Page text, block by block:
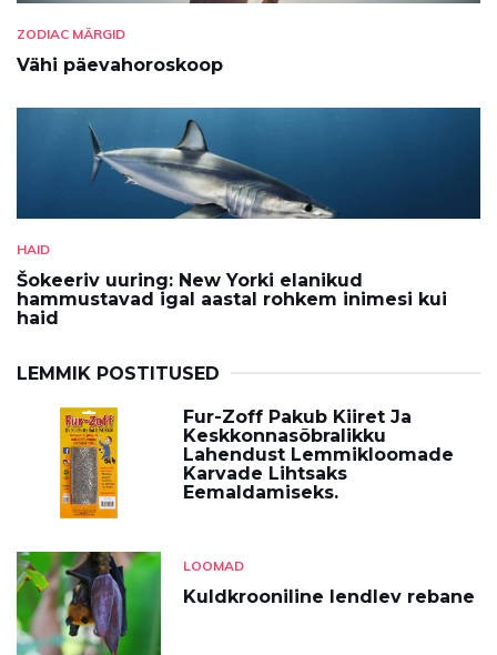
ZODIAC MÄRGID
Vähi päevahoroskoop
HAID
Šokeeriv uuring: New Yorki elanikud
hammustavad igal aastal rohkem inimesi kui
haid
LEMMIK POSTITUSED
Fur-Zoff Pakub Kiiret Ja
Keskkonnasõbralikku
Lahendust Lemmikloomade
Karvade Lihtsaks
Eemaldamiseks.
LOOMAD
Kuldkrooniline lendlev rebane